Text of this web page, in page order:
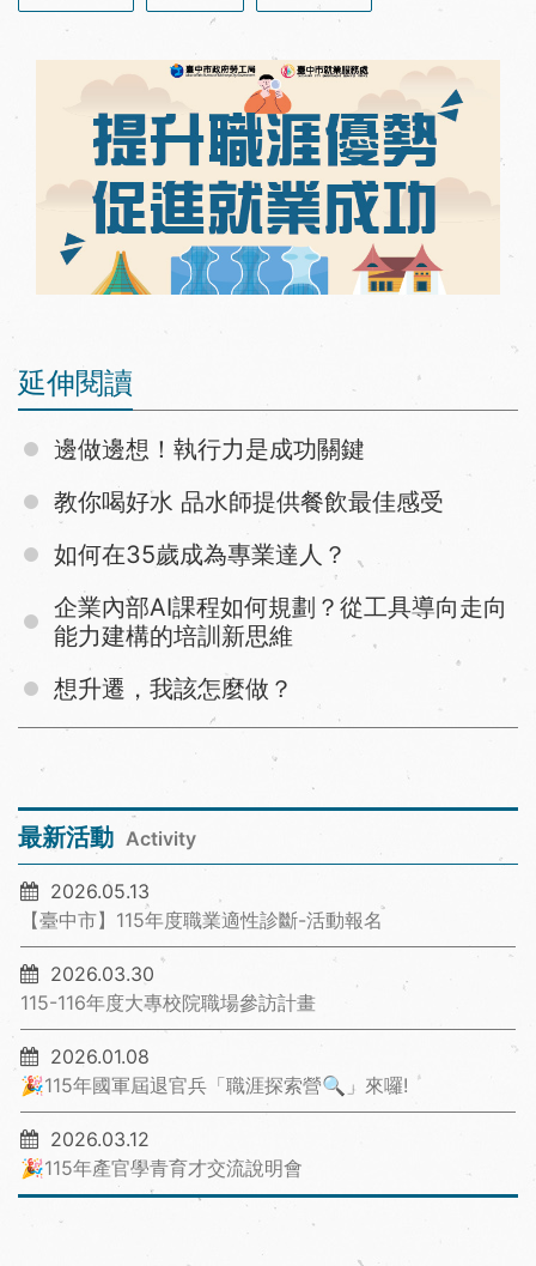
延伸閱讀
邊做邊想！執行力是成功關鍵
教你喝好水 品水師提供餐飲最佳感受
如何在35歲成為專業達人？
企業內部AI課程如何規劃？從工具導向走向
能力建構的培訓新思維
想升遷，我該怎麼做？
最新活動 Activity
2026.05.13
【臺中市】115年度職業適性診斷-活動報名
2026.03.30
115-116年度大專校院職場參訪計畫
2026.01.08
🎉115年國軍屆退官兵「職涯探索營🔍」來囉!
2026.03.12
🎉115年產官學青育才交流說明會